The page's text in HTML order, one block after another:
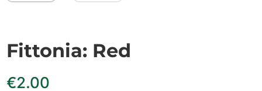
Fittonia: Red
€2.00